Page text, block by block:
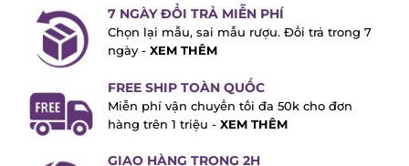
7 NGÀY ĐỔI TRẢ MIỄN PHÍ
Chọn lại mẫu, sai mẫu rượu. Đổi trả trong
7 ngày -XEM THÊM
FREE SHIP TOÀN QUỐC
Miễn phí vận chuyển tối đa 50k cho đơn
hàng trên 1 triệu -
XEM THÊM
GIAO HÀNG TRONG 2H